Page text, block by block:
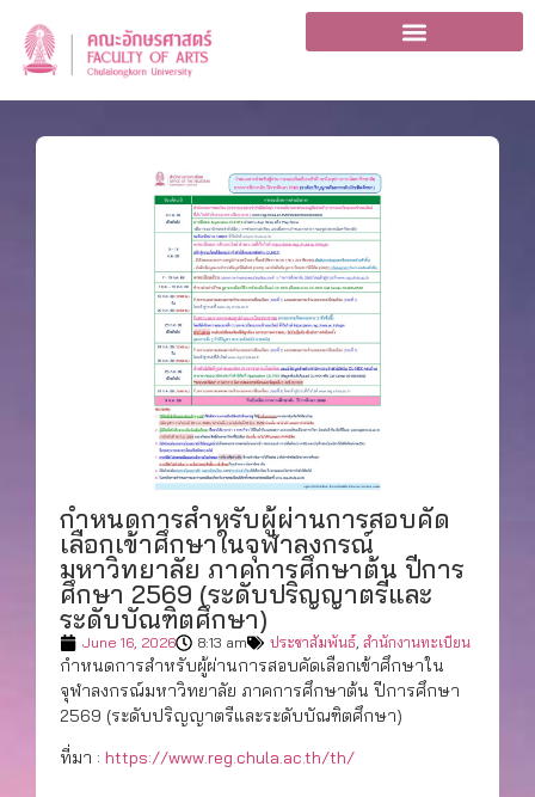
กำหนดการสำหรับผู้ผ่านการสอบคัด
เลือกเข้าศึกษาในจุฬาลงกรณ์
มหาวิทยาลัย ภาคการศึกษาต้น ปีการ
ศึกษา 2569 (ระดับปริญญาตรีและ
ระดับบัณฑิตศึกษา)
June 16, 2026 8:13 am ประชาสัมพันธ์ สำนักงานทะเบียน
กำหนดการสำหรับผู้ผ่านการสอบคัดเลือกเข้าศึกษาใน
จุฬาลงกรณ์มหาวิทยาลัย ภาคการศึกษาต้น ปีการศึกษา
2569 (ระดับปริญญาตรีและระดับบัณฑิตศึกษา)
ที่มา : https://www.reg.chula.ac.th/th/